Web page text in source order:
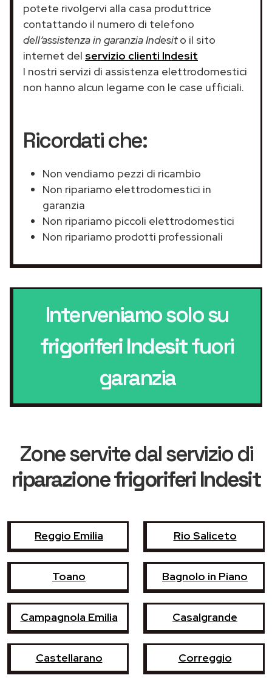
potete rivolgervi alla casa produttrice
contattando il numero di telefono
dell’assistenza in garanzia Indesito il sito
internet del servizio clienti Indesit
I nostri servizi di assistenza elettrodomestici
non hanno alcun legame con le case ufficiali.
Ricordati che:
Non vendiamo pezzi di ricambio
Non ripariamo elettrodomestici in
garanzia
Non ripariamo piccoli elettrodomestici
Non ripariamo prodotti professionali
Interveniamo solo su
frigoriferi Indesitfuori
garanzia
Zone servite dal servizio di
riparazione frigoriferi Indesit
Reggio Emilia Rio Saliceto
Toano Bagnolo in Piano
Campagnola Emilia Casalgrande
Castellarano Correggio